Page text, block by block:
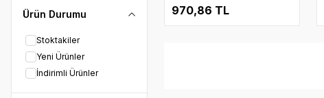
Ürün Durumu
Stoktakiler
Yeni Ürünler
İndirimli Ürünler
970,86 TL